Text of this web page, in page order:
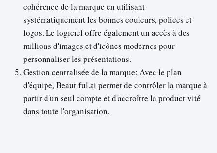
cohérence de la marque en utilisant
systématiquement les bonnes couleurs, polices et
logos. Le logiciel offre également un accès à des
millions d'images et d'icônes modernes pour
personnaliser les présentations.
Gestion centralisée de la marque: Avec le plan
d'équipe, Beautiful.ai permet de contrôler la marque à
partir d'un seul compte et d'accroître la productivité
dans toute l'organisation.